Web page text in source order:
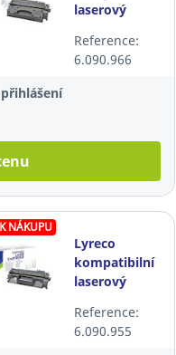
laserový
(CF280X),
černý
Reference:
6.090.966
NÁKUPU
Lyreco
kompatibilní
laserový
(CF280A),
černý
Reference:
6.090.955